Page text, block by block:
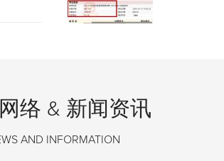
络 & 新闻资讯
AND INFORMATION